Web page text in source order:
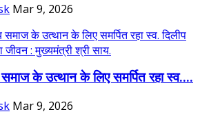
Mar 9, 2026
के उत्थान के लिए समर्पित रहा स्व....
Mar 9, 2026